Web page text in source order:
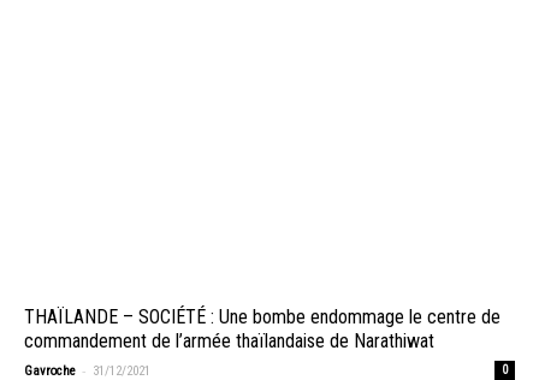
THAÏLANDE – SOCIÉTÉ : Une bombe endommage le centre de
commandement de l’armée thaïlandaise de Narathiwat
Gavroche - 31/12/2021 0